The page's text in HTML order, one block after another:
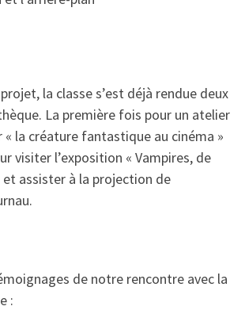
la classe s’est déjà rendue deux
La première fois pour un atelier
« la créature fantastique au cinéma »
visiter l’exposition « Vampires, de
et assister à la projection de
de notre rencontre avec la
: